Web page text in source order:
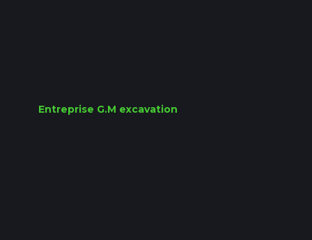
Entreprise G.M excavation